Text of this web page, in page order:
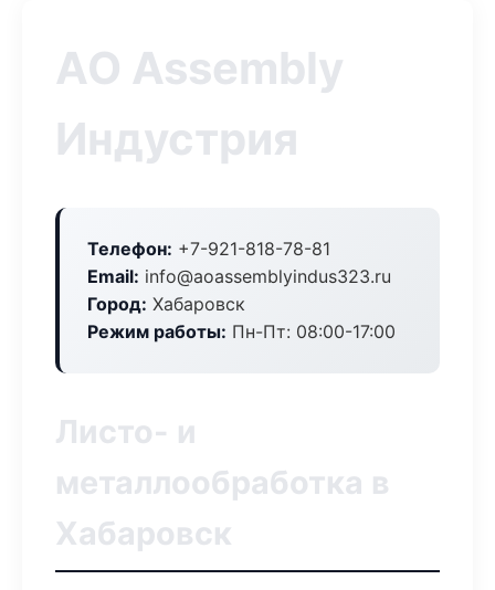
АО Assembly
Индустрия
Телефон: +7-921-818-78-81
Email: info@aoassemblyindus323.ru
Город: Хабаровск
Режим работы: Пн-Пт: 08:00-17:00
Листо- и
металлообработка в
Хабаровск